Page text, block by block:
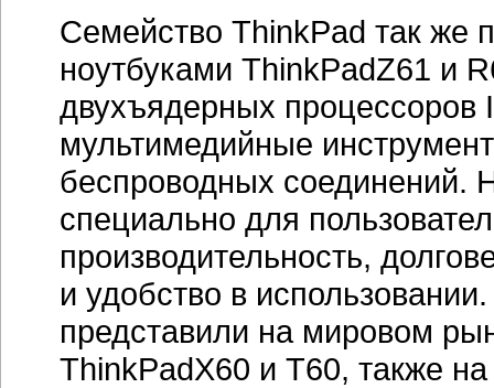
Семейство ThinkPad так же
ноутбуками ThinkPadZ61 и
двухъядерных
мультимедийные
беспроводных соединений.
специально для
производительность,
и удобство в
представили на мировом
ThinkPadX60 и Т60, также